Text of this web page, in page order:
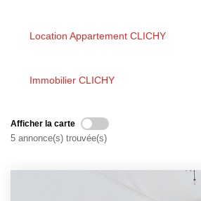
Nos Équipes
ESPACE CLIENT
FNAIM
Location Appartement CLICHY
Immobilier CLICHY
Afficher la carte
5 annonce(s) trouvée(s)